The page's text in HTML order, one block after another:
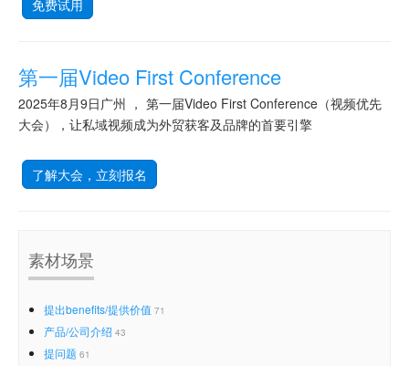
免费试用
第一届Video First Conference
2025年8月9日广州 ， 第一届Video First Conference（视频优先
大会），让私域视频成为外贸获客及品牌的首要引擎
了解大会，立刻报名
素材场景
提出benefits/提供价值 71
产品/公司介绍 43
提问题 61